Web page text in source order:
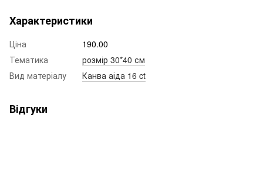
Характеристики
Ціна
190.00
Тематика
розмір 30*40 см
Вид матеріалу
Канва аіда 16 ct
Відгуки